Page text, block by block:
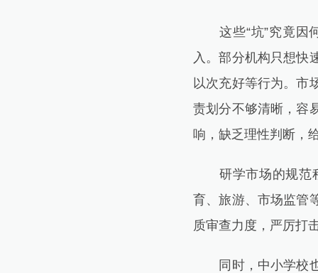
这些“坑”究竟因何
入。部分机构只想快
以次充好等行为。市
责划分不够清晰，容
响，缺乏理性判断，
研学市场的规范程
育、旅游、市场监管
质审查力度，严厉打
同时，中小学校也